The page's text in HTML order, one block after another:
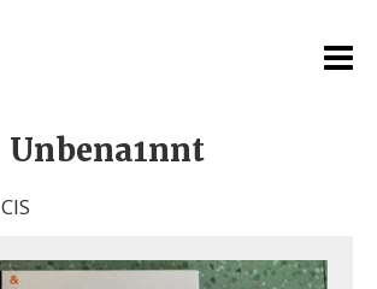
Unbena1nnt
CIS